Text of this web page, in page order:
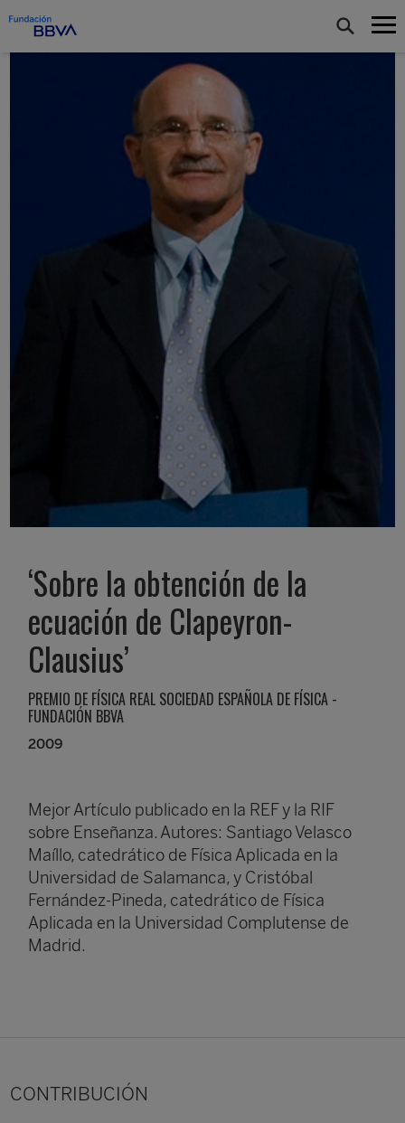
‘Sobre la obtención de la
ecuación de Clapeyron-
Clausius’
PREMIO DE FÍSICA REAL SOCIEDAD ESPAÑOLA DE FÍSICA -
FUNDACIÓN BBVA
2009
Mejor Artículo publicado en la REF y la RIF
sobre Enseñanza. Autores: Santiago Velasco
Maíllo, catedrático de Física Aplicada en la
Universidad de Salamanca, y Cristóbal
Fernández-Pineda, catedrático de Física
Aplicada en la Universidad Complutense de
Madrid.
CONTRIBUCIÓN